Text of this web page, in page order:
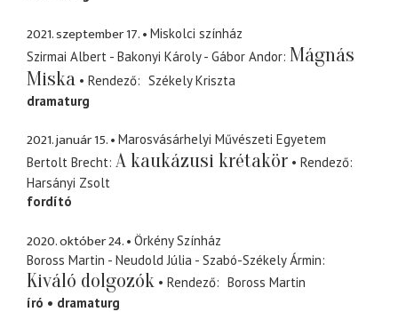
2021. szeptember 17.
Miskolci színház
Szirmai Albert - Bakonyi Károly - Gábor Andor Mágnás
Miska
Rendező
Székely Kriszta
dramaturg
2021. január 15.
Marosvásárhelyi Művészeti Egyetem
Bertolt Brecht A kaukázusi krétakör
Rendező
Harsányi Zsolt
fordító
2020. október 24.
Örkény Színház
Boross Martin - Neudold Júlia - Szabó-Székely Ármin
Kiváló dolgozók Rendező
Boross Martin
író
dramaturg